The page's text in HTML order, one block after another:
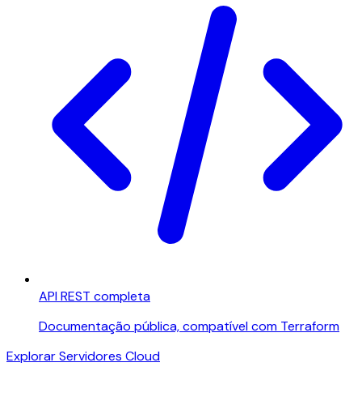
API REST completa
Documentação pública, compatível com Terraform
Explorar Servidores Cloud